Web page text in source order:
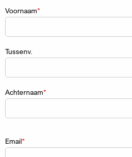
Naam
Voornaam
Tussenv.
Achternaam
Email